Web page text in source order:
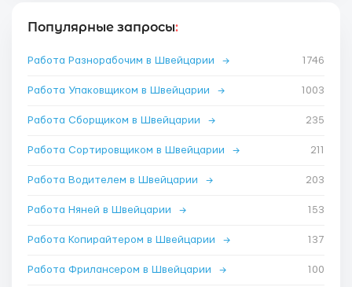
Популярные запросы:
Работа Разнорабочим в Швейцарии → 1746
Работа Упаковщиком в Швейцарии → 1003
Работа Сборщиком в Швейцарии → 235
Работа Сортировщиком в Швейцарии → 211
Работа Водителем в Швейцарии → 203
Работа Няней в Швейцарии → 153
Работа Копирайтером в Швейцарии → 137
Работа Фрилансером в Швейцарии → 100